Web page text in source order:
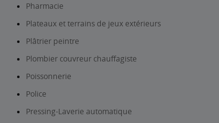
Pharmacie
Plateaux et terrains de jeux extérieurs
Plâtrier peintre
Plombier couvreur chauffagiste
Poissonnerie
Police
Pressing-Laverie automatique